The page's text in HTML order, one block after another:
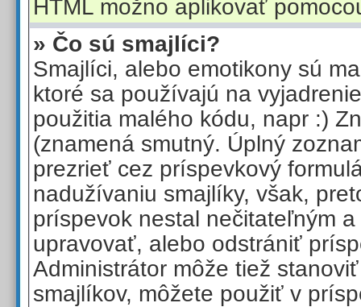
HTML možno aplikovať
» Čo sú smajlíci?
Smajlíci, alebo emotikony sú
ktoré sa používajú na
použitia malého kódu, napr :)
(znamená smutný. Úplný
prezrieť cez príspevkový
nadužívaniu smajlíky, však,
príspevok nestal nečitateľným
upravovať, alebo odstrániť
Administrátor môže tiež
smajlíkov, môžete použiť v